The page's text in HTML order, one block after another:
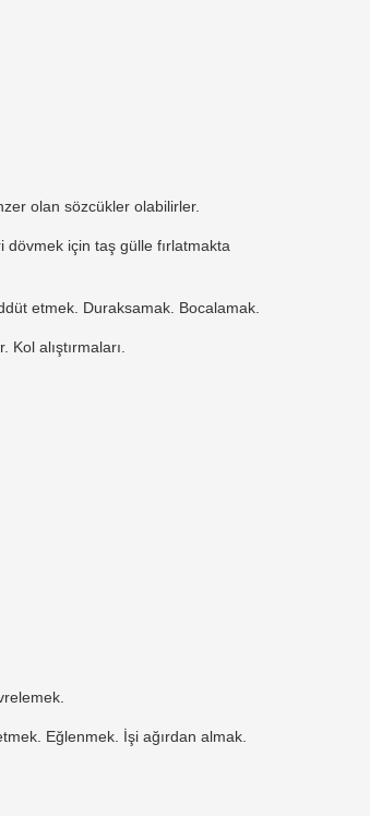
olan sözcükler olabilirler.
dövmek için taş gülle fırlatmakta
etmek. Duraksamak. Bocalamak.
Kol alıştırmaları.
Eğlenmek. İşi ağırdan almak.